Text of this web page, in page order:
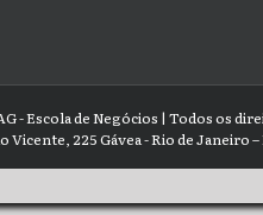
- Escola de Negócios | Todos os
Vicente, 225 Gávea - Rio de Janeiro